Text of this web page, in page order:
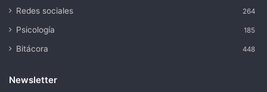
Redes sociales 264
Psicología 185
Bitácora 448
Newsletter